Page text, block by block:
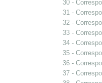
30 -
31 -
32 -
33 -
34 -
35 -
36 -
37 -